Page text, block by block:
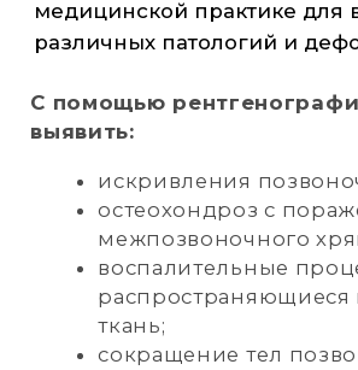
и в покое;
отёчность руки;
гиперемия мелких сосудов в
различные травмы с подозрением
на переломы;
подозрение на артрозы, артриты,
остеомиелит.
Рентгенография запястья является
важным инструментом в диагностике и
позволяет врачам точно определить
состояние сустава, разработать
эффективный план лечения и